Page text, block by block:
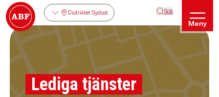
Distriktet Sydost Sök
Meny
Lediga tjänster